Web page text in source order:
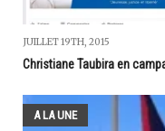
JUILLET 19TH, 2015
Christiane Taubira en
A LA UNE